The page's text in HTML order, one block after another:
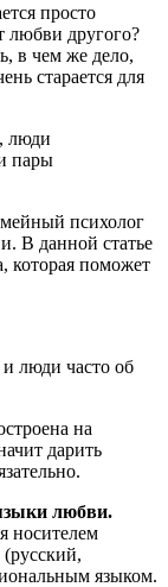
просто
любви другого?
в чем же дело,
старается для
люди
пары
психолог
В данной статье
которая поможет
люди часто об
на
дарить
любви.
носителем
языком.